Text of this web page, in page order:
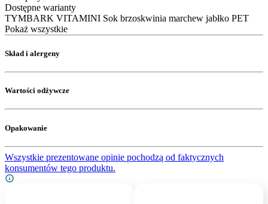
Dostępne warianty
TYMBARK VITAMINI Sok brzoskwinia marchew jabłko PET
Pokaż wszystkie
Skład i alergeny
Wartości odżywcze
Opakowanie
Wszystkie prezentowane opinie pochodzą od faktycznych
konsumentów tego produktu.